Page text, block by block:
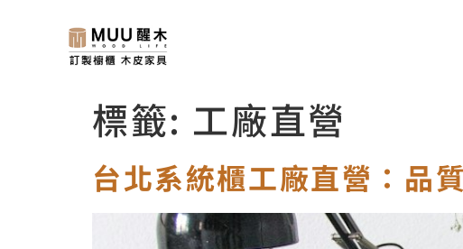
標籤: 工廠直營
台北系統櫃工廠直營：品